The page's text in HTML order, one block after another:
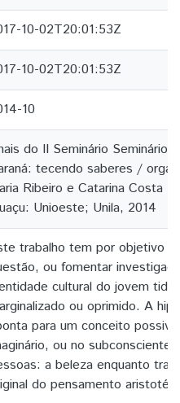
10-02T20:01:53Z
10-02T20:01:53Z
10
do II Seminário Seminário
tecendo saberes /
Ribeiro e Catarina Costa
Unioeste; Unila, 2014
trabalho tem por objetivo
ou fomentar
cultural do jovem
ou oprimido. A
para um conceito
ou no subconsciente
a beleza enquanto
do pensamento